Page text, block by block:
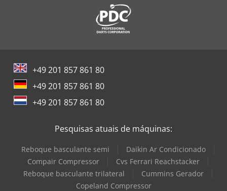
Toyota Empilhadeira
Windmöller & Hölscher Máquinas De Sacos
+49 201 857 861 80
+49 201 857 861 80
+49 201 857 861 80
Pesquisas atuais de máquinas:
Reboque basculante semi
Daikin Ar Condicionado
Compair Compressor
Cvs Ferrari Reachstacker
Reboque basculante trilateral
Cummins Gerador
Copeland Compressor